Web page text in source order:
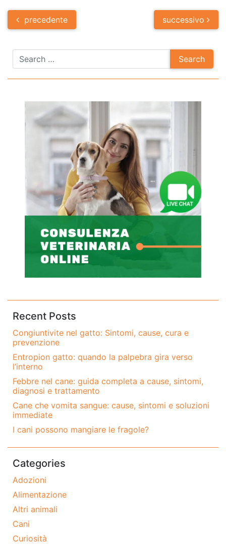
Post
navigation
precedente successivo
Recent Posts
Congiuntivite nel gatto: Sintomi, cause, cura e
prevenzione
Entropion gatto: quando la palpebra gira verso
l’interno
Febbre nel cane: guida completa a cause, sintomi,
diagnosi e trattamento
Cane che vomita sangue: cause, sintomi e soluzioni
immediate
I cani possono mangiare le fragole?
Categories
Adozioni
Alimentazione
Altri animali
Cani
Curiosità